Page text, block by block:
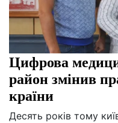
Цифрова
район змінив
країни
Десять років тому